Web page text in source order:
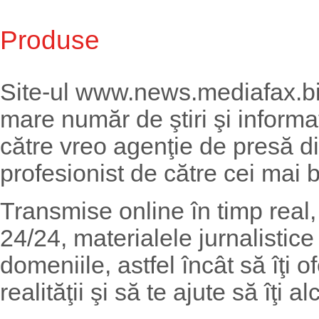
Produse
Site-ul
mare număr de ştiri şi
către vreo agenţie de presă
profesionist de către cei mai
Transmise online în timp
24/24, materialele
domeniile, astfel încât să îţi
realităţii şi să te ajute să îţi